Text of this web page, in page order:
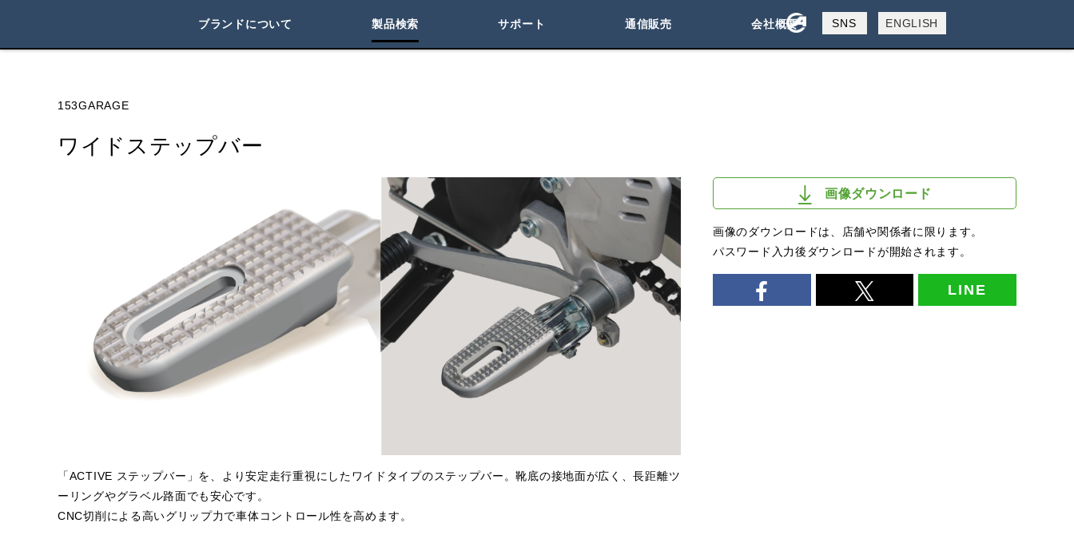
ブランドについて 製品検索 サポート 通信販売 会社概要
会社概要
採用情報
SNS ENGLISH
KAWASAKI
閉じる
153GARAGE
ワイドステップバー
「ACTIVE ステップバー」を、より安定走行重視にしたワイドタイプのステップバー。靴底の接地面が広く、長距離ツ
ーリングやグラベル路面でも安心です。
CNC切削による高いグリップ力で車体コントロール性を高めます。
画像ダウンロード
画像のダウンロードは、店舗や関係者に限ります。
パスワード入力後ダウンロードが開始されます。
LINE